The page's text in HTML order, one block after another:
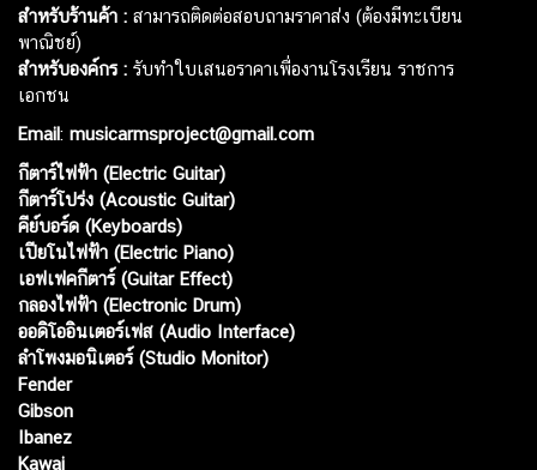
สำหรับร้านค้า : สามารถติดต่อสอบถามราคาส่ง (ต้องมีทะเบียน
พาณิชย์)
สำหรับองค์กร : รับทำใบเสนอราคาเพื่องานโรงเรียน ราชการ
เอกชน
Email: musicarmsproject@gmail.com
กีตาร์ไฟฟ้า (Electric Guitar)
กีตาร์โปร่ง (Acoustic Guitar)
คีย์บอร์ด (Keyboards)
เปียโนไฟฟ้า (Electric Piano)
เอฟเฟคกีตาร์ (Guitar Effect)
กลองไฟฟ้า (Electronic Drum)
ออดิโออินเตอร์เฟส (Audio Interface)
ลำโพงมอนิเตอร์ (Studio Monitor)
Fender
Gibson
Ibanez
Kawai